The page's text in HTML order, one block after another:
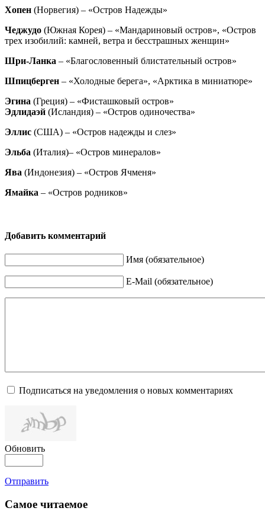
Хопен (Норвегия) – «Остров Надежды»
Чеджудо (Южная Корея) – «Мандариновый остров», «Остров
трех изобилий: камней, ветра и бесстрашных женщин»
Шри-Ланка – «Благословенный блистательный остров»
Шпицберген – «Холодные берега», «Арктика в миниатюре»
Эгина (Греция) – «Фисташковый остров»
Эдлидаэй (Исландия) – «Остров одиночества»
Эллис (США) – «Остров надежды и слез»
Эльба (Италия)– «Остров минералов»
Ява (Индонезия) – «Остров Ячменя»
Ямайка – «Остров родников»
Добавить комментарий
Имя (обязательное)
E-Mail (обязательное)
Подписаться на уведомления о новых комментариях
Обновить
Отправить
Самое читаемое